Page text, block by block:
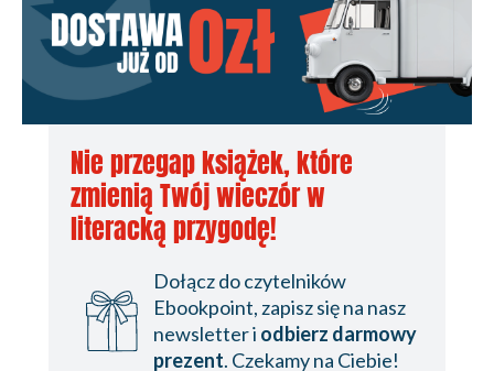
17
19
20
21
22
23
Nie przegap książek, które
zmienią Twój wieczór w
literacką przygodę!
Dołącz do czytelników
Ebookpoint, zapisz się na nasz
newsletter i odbierz darmowy
prezent. Czekamy na Ciebie!